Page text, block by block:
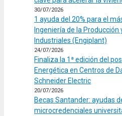
30/07/2026
1 ayuda del 20% para el
Ingeniería de la Producción
Industriales (Engiplant)
24/07/2026
Finaliza la 1ª edición del
Energética en Centros de
Schneider Electric
20/07/2026
Becas Santander: ayudas
microcredenciales